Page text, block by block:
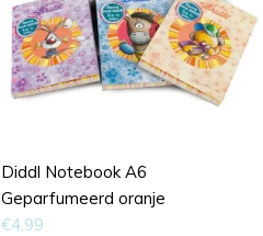
Diddl Notebook A6
Geparfumeerd oranje
€4,99